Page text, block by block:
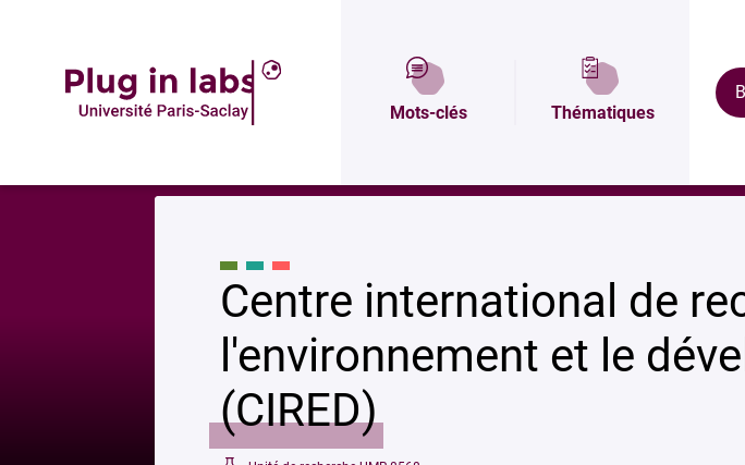
Mots-clés Thématiques
Centre international de
l'environnement et le
(CIRED)